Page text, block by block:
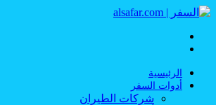
الرئيسية
أدوات السفر
شركات الطيران